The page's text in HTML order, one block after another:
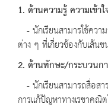
1. ด้านความรู้ ความเข้า
- นักเรียนสามารใช้ค
ต่าง ๆ ที่เกี่ยวข้องกับเส้น
2. ด้านทักษะ/กระบวนก
- นักเรียนสามารถสื่อส
การแก้ปัญหาทางเรขาคณิ